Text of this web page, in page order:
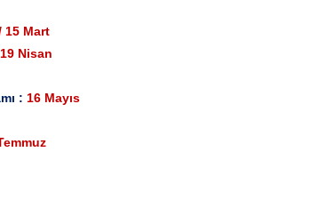
15 Mart
19 Nisan
: 16 Mayıs